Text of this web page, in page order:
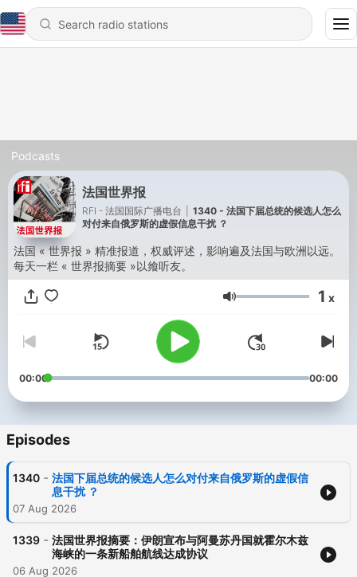
Podcasts
法国世界报
RFI - 法国国际广播电台
1340 - 法国下届总统的候选人怎么
对付来自俄罗斯的虚假信息干扰 ？
法国 « 世界报 » 精准报道，权威评述，影响遍及法国与欧洲以远。
每天一栏 « 世界报摘要 »以飨听友。
Volume 1 x
00:00 00:00
Episodes
1340 - 法国下届总统的候选人怎么对付来自俄罗斯的虚假信
息干扰 ？
07 Aug 2026
1339 - 法国世界报摘要：伊朗宣布与阿曼苏丹国就霍尔木兹
海峡的一条新船舶航线达成协议
06 Aug 2026